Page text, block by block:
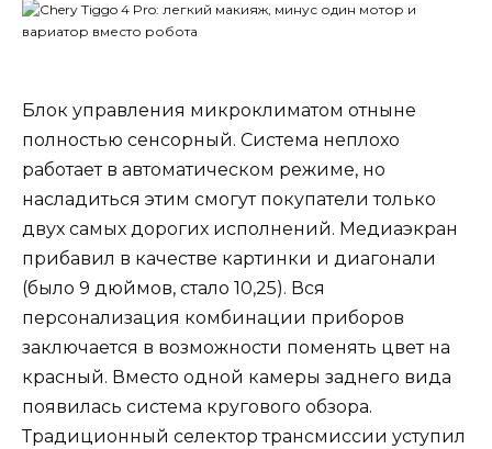
Блок управления микроклиматом отныне
полностью сенсорный. Система неплохо
работает в автоматическом режиме, но
насладиться этим смогут покупатели только
двух самых дорогих исполнений. Медиаэкран
прибавил в качестве картинки и диагонали
(было 9 дюймов, стало 10,25). Вся
персонализация комбинации приборов
заключается в возможности поменять цвет на
красный. Вместо одной камеры заднего вида
появилась система кругового обзора.
Традиционный селектор трансмиссии уступил